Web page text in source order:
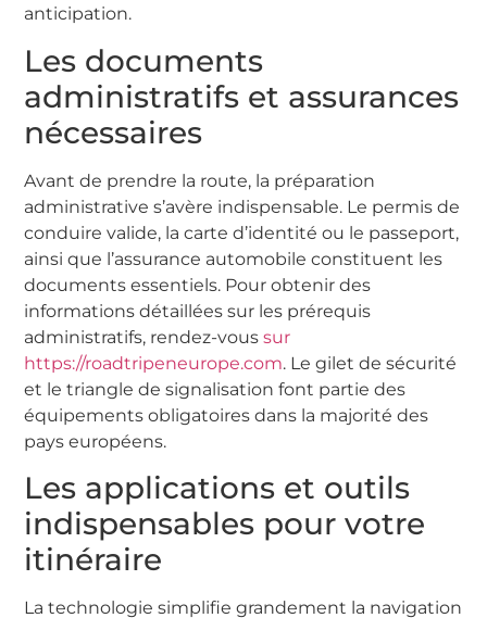
anticipation.
Les documents
administratifs et assurances
nécessaires
Avant de prendre la route, la préparation
administrative s’avère indispensable. Le permis de
conduire valide, la carte d’identité ou le passeport,
ainsi que l’assurance automobile constituent les
documents essentiels. Pour obtenir des
informations détaillées sur les prérequis
administratifs, rendez-voussur
https://roadtripeneurope.com. Le gilet de sécurité
et le triangle de signalisation font partie des
équipements obligatoires dans la majorité des
pays européens.
Les applications et outils
indispensables pour votre
itinéraire
La technologie simplifie grandement la navigation